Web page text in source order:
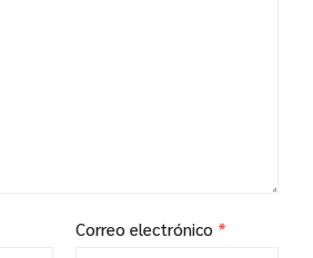
Correo electrónico *